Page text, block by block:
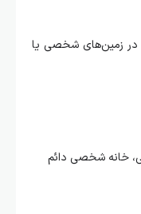
شخصی یا
دائم